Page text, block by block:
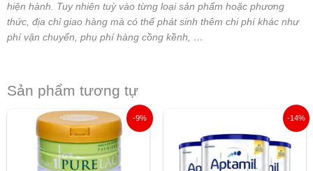
hiện hành. Tuy nhiên tuỳ vào từng loại sản phẩm hoặc phương
thức, địa chỉ giao hàng mà có thể phát sinh thêm chi phí khác như
phí vận chuyển, phụ phí hàng cồng kềnh, …
Sản phẩm tương tự
-9%
Giá
gốc
là:
935.000 ₫.
Giá
hiện
tại
là:
850.000 ₫.
-14%
là:
2.115.000 ₫.
Giá
hiện
tại
là: